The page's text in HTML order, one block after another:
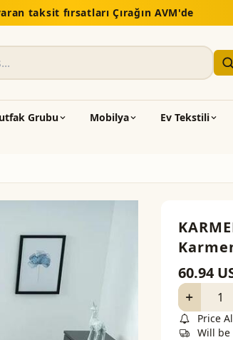
5.000 TL üzeri
Grubu Mobilya Ev Tekstili
60.94
Price
Will be